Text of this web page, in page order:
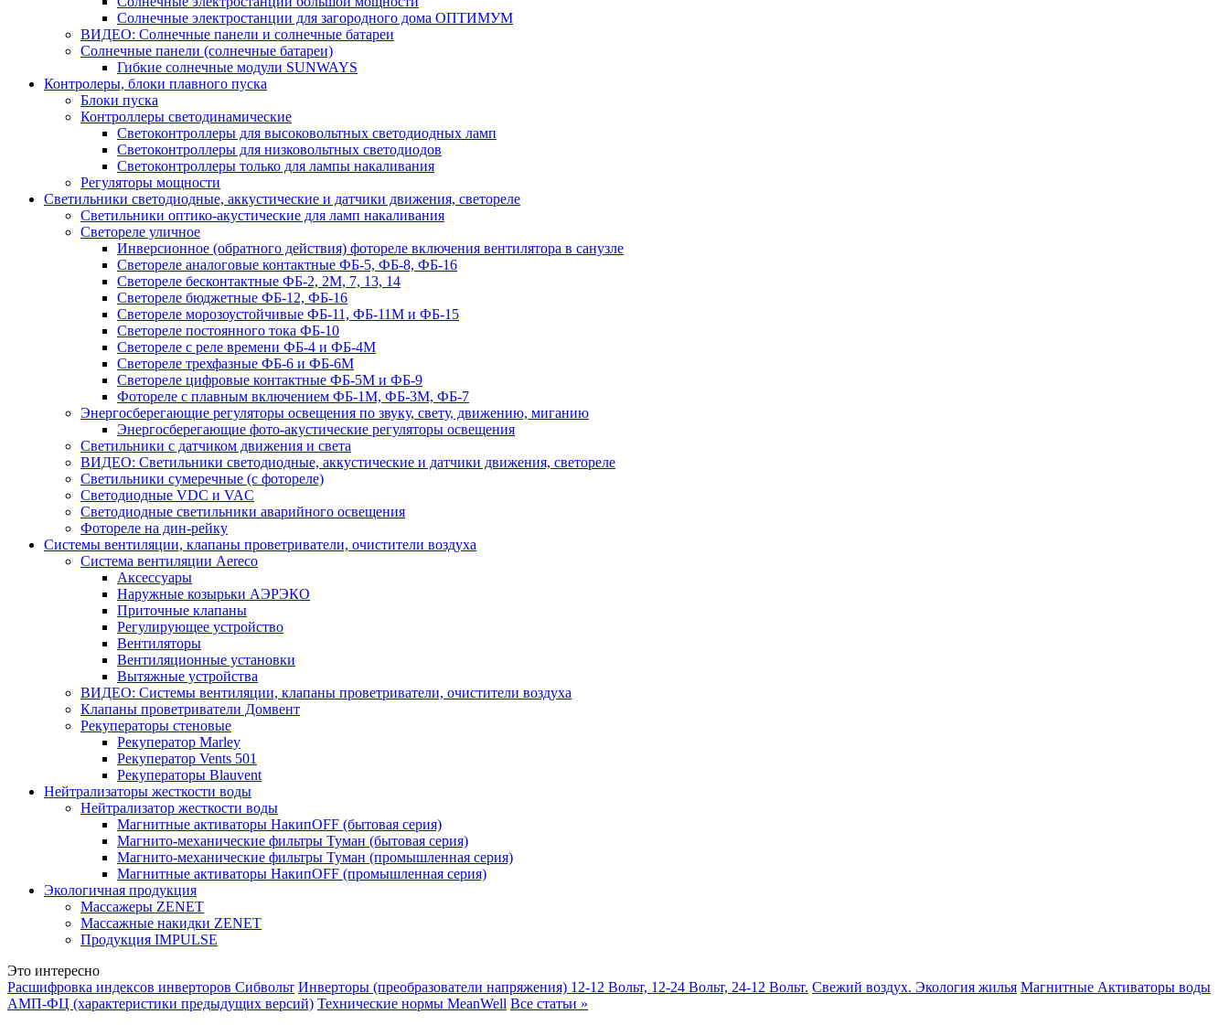
Солнечные электростанции для загородного дома ОПТИМУМ
ВИДЕО: Солнечные панели и солнечные батареи
Солнечные панели (солнечные батареи)
Гибкие солнечные модули SUNWAYS
Контролеры, блоки плавного пуска
Блоки пуска
Контроллеры светодинамические
Светоконтроллеры для высоковольтных светодиодных ламп
Светоконтроллеры для низковольтных светодиодов
Светоконтроллеры только для лампы накаливания
Регуляторы мощности
Светильники светодиодные, аккустические и датчики движения, светореле
Светильники оптико-акустические для ламп накаливания
Светореле уличное
Инверсионное (обратного действия) фотореле включения вентилятора в санузле
Светореле аналоговые контактные ФБ-5, ФБ-8, ФБ-16
Светореле бесконтактные ФБ-2, 2М, 7, 13, 14
Светореле бюджетные ФБ-12, ФБ-16
Светореле морозоустойчивые ФБ-11, ФБ-11М и ФБ-15
Светореле постоянного тока ФБ-10
Светореле с реле времени ФБ-4 и ФБ-4М
Светореле трехфазные ФБ-6 и ФБ-6М
Светореле цифровые контактные ФБ-5М и ФБ-9
Фотореле с плавным включением ФБ-1М, ФБ-3М, ФБ-7
Энергосберегающие регуляторы освещения по звуку, свету, движению, миганию
Энергосберегающие фото-акустические регуляторы освещения
Светильники с датчиком движения и света
ВИДЕО: Светильники светодиодные, аккустические и датчики движения, светореле
Светильники сумеречные (с фотореле)
Светодиодные VDC и VAC
Светодиодные светильники аварийного освещения
Фотореле на дин-рейку
Системы вентиляции, клапаны проветриватели, очистители воздуха
Система вентиляции Aereco
Аксессуары
Наружные козырьки АЭРЭКО
Приточные клапаны
Регулирующее устройство
Вентиляторы
Вентиляционные установки
Вытяжные устройства
ВИДЕО: Системы вентиляции, клапаны проветриватели, очистители воздуха
Клапаны проветриватели Домвент
Рекуператоры стеновые
Рекуператор Marley
Рекуператор Vents 501
Рекуператоры Blauvent
Нейтрализаторы жесткости воды
Нейтрализатор жесткости воды
Магнитные активаторы НакипOFF (бытовая серия)
Магнито-механические фильтры Туман (бытовая серия)
Магнито-механические фильтры Туман (промышленная серия)
Магнитные активаторы НакипOFF (промышленная серия)
Экологичная продукция
Массажеры ZENET
Массажные накидки ZENET
Продукция IMPULSE
Это интересно
Расшифровка индексов инверторов Сибвольт Инверторы (преобразователи напряжения) 12-12 Вольт, 12-24 Вольт, 24-12 Вольт. Свежий воздух. Экология жилья Магнитные Активаторы воды
АМП-ФЦ (характеристики предыдущих версий) Технические нормы MeanWell Все статьи »